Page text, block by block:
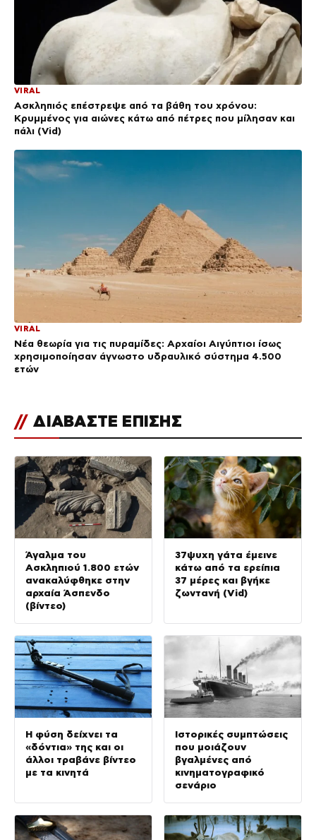
VIRAL
Ασκληπιός επέστρεψε από τα βάθη του χρόνου:
Κρυμμένος για αιώνες κάτω από πέτρες που μίλησαν και
πάλι (Vid)
VIRAL
Νέα θεωρία για τις πυραμίδες: Αρχαίοι Αιγύπτιοι ίσως
χρησιμοποίησαν άγνωστο υδραυλικό σύστημα 4.500
ετών
// ΔΙΑΒΑΣΤΕ ΕΠΙΣΗΣ
Άγαλμα του
Ασκληπιού 1.800 ετών
ανακαλύφθηκε στην
αρχαία Άσπενδο
(βίντεο)
37ψυχη γάτα έμεινε
κάτω από τα ερείπια
37 μέρες και βγήκε
ζωντανή (Vid)
Η φύση δείχνει τα
«δόντια» της και οι
άλλοι τραβάνε βίντεο
με τα κινητά
Ιστορικές συμπτώσεις
που μοιάζουν
βγαλμένες από
κινηματογραφικό
σενάριο